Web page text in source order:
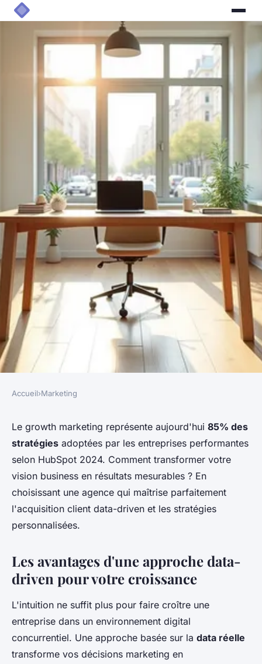
Découvrez l'agence digitale à
clermont-ferrand qui booste
votre croissance
Julie•21 janvier 2026•7 min de lecture
Accueil›Marketing
Le growth marketing représente aujourd'hui 85% des
stratégies adoptées par les entreprises performantes
selon HubSpot 2024. Comment transformer votre
vision business en résultats mesurables ? En
choisissant une agence qui maîtrise parfaitement
l'acquisition client data-driven et les stratégies
personnalisées.
Les avantages d'une approche data-
driven pour votre croissance
L'intuition ne suffit plus pour faire croître une
entreprise dans un environnement digital
concurrentiel. Une approche basée sur la data réelle
transforme vos décisions marketing en